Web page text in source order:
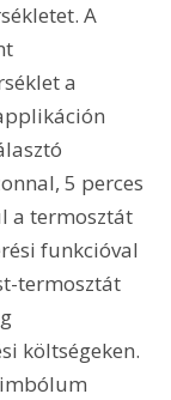
A
a
5 perces
a termosztát
funkcióval
termosztát
költségeken.